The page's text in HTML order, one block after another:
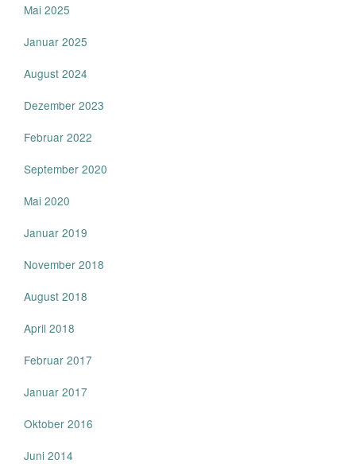
Mai 2025
Januar 2025
August 2024
Dezember 2023
Februar 2022
September 2020
Mai 2020
Januar 2019
November 2018
August 2018
April 2018
Februar 2017
Januar 2017
Oktober 2016
Juni 2014